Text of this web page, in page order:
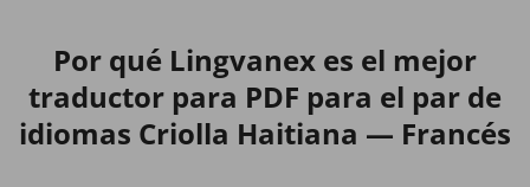
Por qué Lingvanex es el mejor
traductor para PDF para el par de
idiomas Criolla Haitiana — Francés